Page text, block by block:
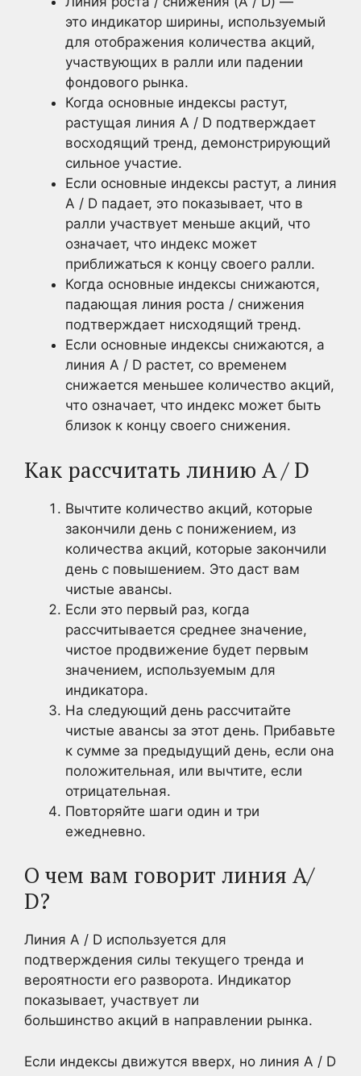
это индикатор ширины, используемый
для отображения количества акций,
участвующих в ралли или падении
фондового рынка.
Когда основные индексы растут,
растущая линия A / D подтверждает
восходящий тренд, демонстрирующий
сильное участие.
Если основные индексы растут, а линия
A / D падает, это показывает, что в
ралли участвует меньше акций, что
означает, что индекс может
приближаться к концу своего ралли.
Когда основные индексы снижаются,
падающая линия роста / снижения
подтверждает нисходящий тренд.
Если основные индексы снижаются, а
линия A / D растет, со временем
снижается меньшее количество акций,
что означает, что индекс может быть
близок к концу своего снижения.
Как рассчитать линию A / D
Вычтите количество акций, которые
закончили день с понижением, из
количества акций, которые закончили
день с повышением. Это даст вам
чистые авансы.
Если это первый раз, когда
рассчитывается среднее значение,
чистое продвижение будет первым
значением, используемым для
индикатора.
На следующий день рассчитайте
чистые авансы за этот день. Прибавьте
к сумме за предыдущий день, если она
положительная, или вычтите, если
отрицательная.
Повторяйте шаги один и три
ежедневно.
О чем вам говорит линия A/
D?
Линия A / D используется для
подтверждения силы текущего тренда и
вероятности его разворота. Индикатор
показывает, участвует ли
большинство акций в направлении рынка.
Если индексы движутся вверх, но линия A / D